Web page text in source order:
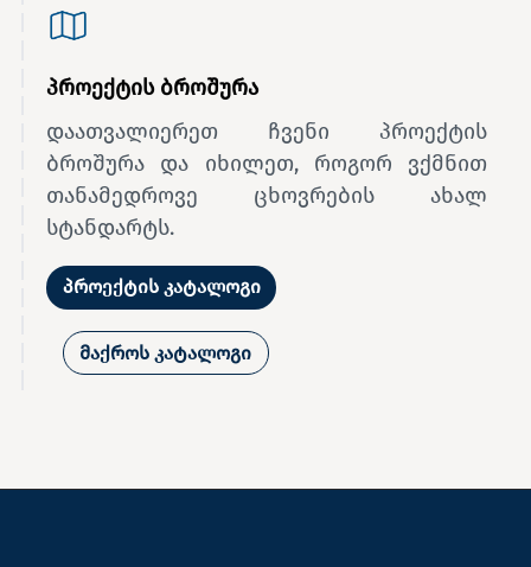
პროექტის ბროშურა
დაათვალიერეთ ჩვენი პროექტის
ბროშურა და იხილეთ, როგორ ვქმნით
თანამედროვე ცხოვრების ახალ
სტანდარტს.
პროექტის კატალოგი
მაქროს კატალოგი